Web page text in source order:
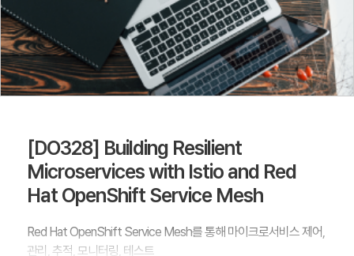
[DO328] Building Resilient
Microservices with Istio and Red
Hat OpenShift Service Mesh
Red Hat OpenShift Service Mesh를 통해 마이크로서비스 제어,
관리, 추적, 모니터링, 테스트